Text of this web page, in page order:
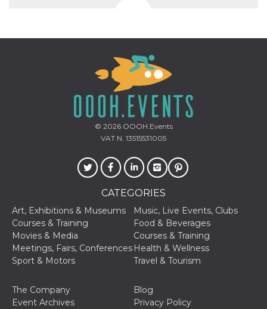
© 2026OOOH.Events
VAT N. 13515531005
CATEGORIES
Art, Exhibitions & Museums
Music, Live Events, Clubs
Courses & Training
Food & Beverages
Movies & Media
Courses & Training
Meetings, Fairs, Conferences Health & Wellness
Sport & Motors
Travel & Tourism
The Company
Blog
Event Archives
Privacy Policy